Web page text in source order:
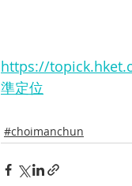
https://
準定位
#choimanchun